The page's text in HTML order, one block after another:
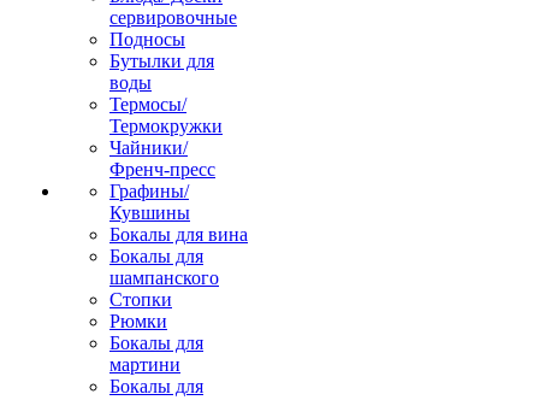
сервировочные
Подносы
Бутылки для
воды
Термосы/
Термокружки
Чайники/
Френч-пресс
Графины/
Кувшины
Бокалы для вина
Бокалы для
шампанского
Стопки
Рюмки
Бокалы для
мартини
Бокалы для